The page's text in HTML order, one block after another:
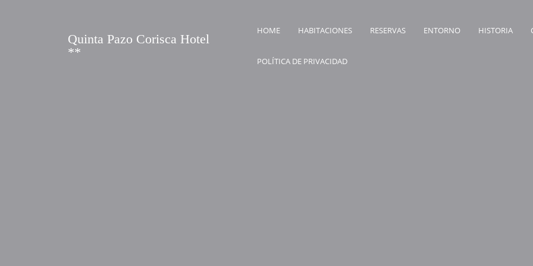
Quinta Pazo Corisca Hotel
**
HOME HABITACIONES RESERVAS ENTORNO HISTORIA
POLÍTICA DE PRIVACIDAD